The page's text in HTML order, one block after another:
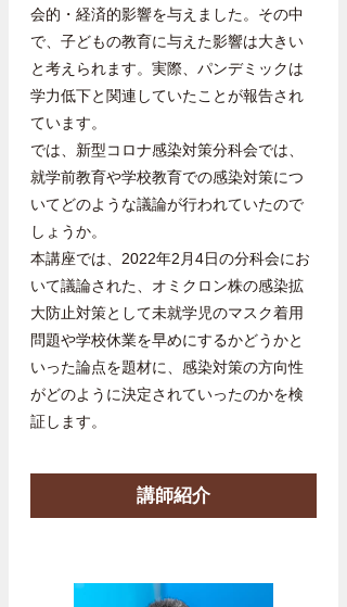
会的・経済的影響を与えました。その中
で、子どもの教育に与えた影響は大きい
と考えられます。実際、パンデミックは
学力低下と関連していたことが報告され
ています。
では、新型コロナ感染対策分科会では、
就学前教育や学校教育での感染対策につ
いてどのような議論が行われていたので
しょうか。
本講座では、2022年2月4日の分科会にお
いて議論された、オミクロン株の感染拡
大防止対策として未就学児のマスク着用
問題や学校休業を早めにするかどうかと
いった論点を題材に、感染対策の方向性
がどのように決定されていったのかを検
証します。
講師紹介